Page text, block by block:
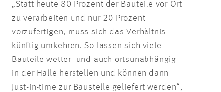
„Statt heute 80 Prozent der Bauteile vor Ort
zu verarbeiten und nur 20 Prozent
vorzufertigen, muss sich das Verhältnis
künftig umkehren. So lassen sich viele
Bauteile wetter- und auch ortsunabhängig
in der Halle herstellen und können dann
Just-in-time zur Baustelle geliefert werden“,